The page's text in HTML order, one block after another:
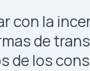
con la
de
de los